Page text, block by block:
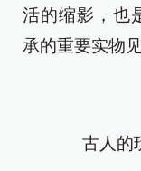
活的缩影，也
承的重要实物见
古人的